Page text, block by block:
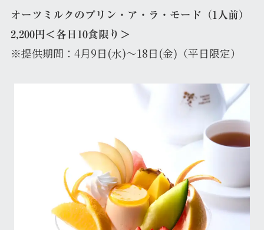
オーツミルクのプリン・ア・ラ・モード（1人前）
2,200円＜各日10食限り＞
※提供期間：4月9日(水)～18日(金)（平日限定）